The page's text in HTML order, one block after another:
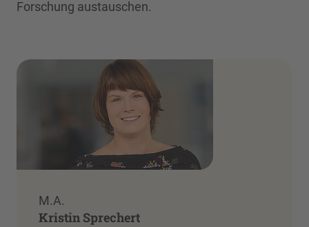
Forschung austauschen.
M.A.
Kristin Sprechert